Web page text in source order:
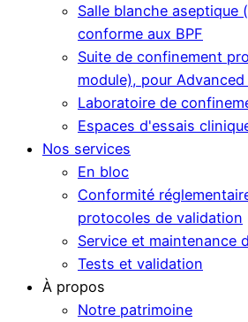
Salle blanche aseptique
conforme aux BPF
Suite de confinement
module), pour
Laboratoire de
Espaces d'essais
Nos services
En bloc
Conformité
protocoles de validation
Service et maintenance
Tests et validation
À propos
Notre patrimoine